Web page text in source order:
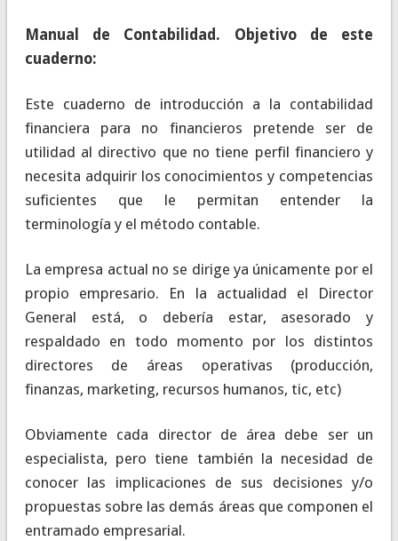
Manual de Contabilidad. Objetivo de este
cuaderno:
Este cuaderno de introducción a la contabilidad
financiera para no financieros pretende ser de
utilidad al directivo que no tiene perfil financiero y
necesita adquirir los conocimientos y competencias
suficientes que le permitan entender la
terminología y el método contable.
La empresa actual no se dirige ya únicamente por el
propio empresario. En la actualidad el Director
General está, o debería estar, asesorado y
respaldado en todo momento por los distintos
directores de áreas operativas (producción,
finanzas, marketing, recursos humanos, tic, etc)
Obviamente cada director de área debe ser un
especialista, pero tiene también la necesidad de
conocer las implicaciones de sus decisiones y/o
propuestas sobre las demás áreas que componen el
entramado empresarial.